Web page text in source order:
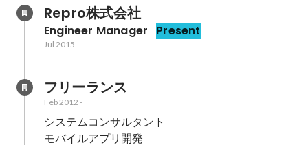
Repro株式会社
Engineer Manager Present
Jul 2015 -
フリーランス
Feb 2012 -
システムコンサルタント
モバイルアプリ開発